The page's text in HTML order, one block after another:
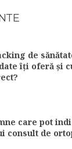
de
îți oferă și
care pot
consult de